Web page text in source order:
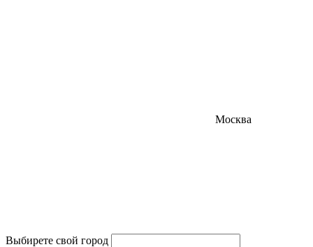
Москва
Выбирете свой город